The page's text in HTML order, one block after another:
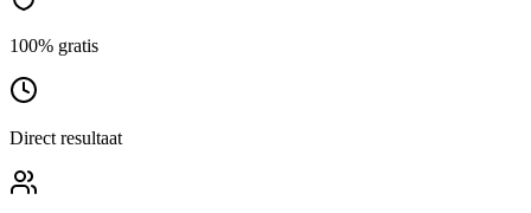
100% gratis
Direct resultaat